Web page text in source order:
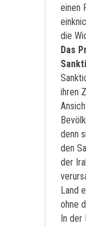
einen
die
Das
ihren
denn
den
der
Land
ohne
In der